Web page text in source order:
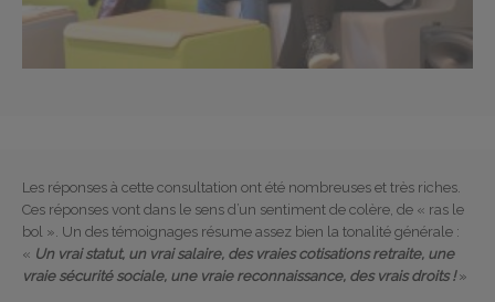
Les réponses à cette consultation ont été nombreuses et très riches.
Ces réponses vont dans le sens d’un sentiment de colère, de « ras le
bol ». Un des témoignages résume assez bien la tonalité générale :
« Un vrai statut, un vrai salaire, des vraies cotisations retraite, une
vraie sécurité sociale, une vraie reconnaissance, des vrais droits !»